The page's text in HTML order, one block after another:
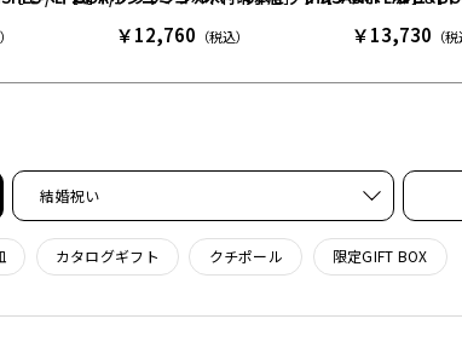
￥12,760 （税込） ￥13,730 （税
結婚祝い
カタログギフト クチポール 限定GIFT BOX